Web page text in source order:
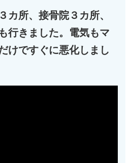
カ所、接骨院３カ所、
行きました。電気もマ
けですぐに悪化しまし